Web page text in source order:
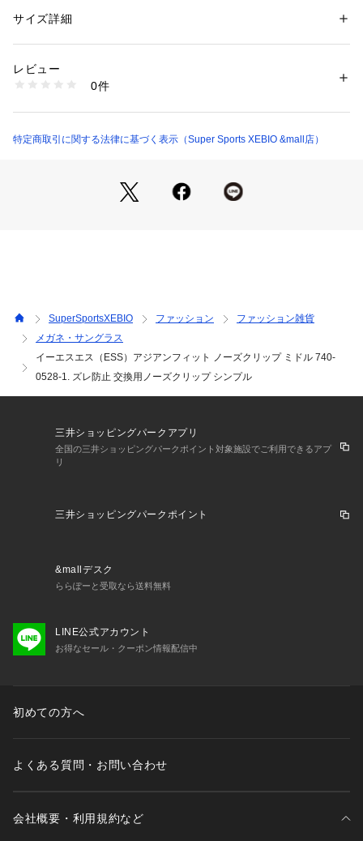
●Ice、Ice Naro、Crossbow、Suppressor、Crosshairのレン
【商品の購入にあたっての注意事項】
※一部商品において弊社カラー表記がメーカーカラー表記と異
商品の色味が若干異なる場合があります。
い。イーエスエス ESS スーパースポーツゼビオ ゼビオ Super
Sports XEBIO メガネ 眼鏡 パーツ 黒 ブラック おしゃれ カジ
性別：レディース
商品番号：
10700756001 （ショップ）
サイズ詳細
レビュー
0件
特定商取引に関する法律に基づく表示（Super Sports XEBIO &mall店）
SuperSportsXEBIO ファッション
ファッション雑貨
メガネ・サングラス
イーエスエス（ESS）アジアンフィット ノーズクリップ ミドル 740-
0528-1. ズレ防止 交換用ノーズクリップ シンプル
三井ショッピングパークアプリ
全国の三井ショッピングパークポイント対象施設でご利用できるアプ
リ
三井ショッピングパークポイント
&mallデスク
ららぽーと受取なら送料無料
LINE公式アカウント
お得なセール・クーポン情報配信中
初めての方へ
よくある質問・お問い合わせ
会社概要・利用規約など